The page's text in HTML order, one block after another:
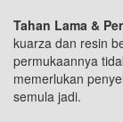
Tahan Lama &
kuarza dan resin
permukaannya
memerlukan
semula jadi.